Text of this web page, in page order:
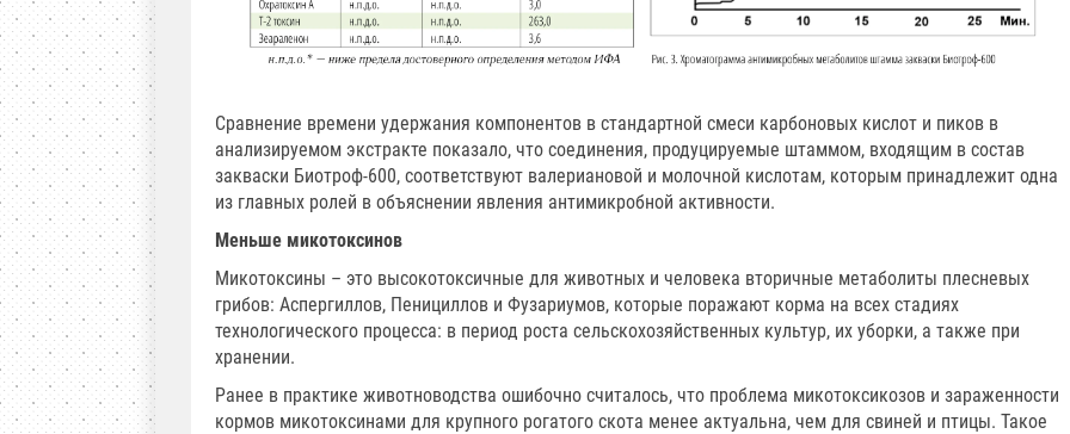
Сравнение времени удержания компонентов в стандартной смеси карбоновых кислот и пиков в
анализируемом экстракте показало, что соединения, продуцируемые штаммом, входящим в состав
закваски Биотроф-600, соответствуют валериановой и молочной кислотам, которым принадлежит одна
из главных ролей в объяснении явления антимикробной активности.
Меньше микотоксинов
Микотоксины – это высокотоксичные для животных и человека вторичные метаболиты плесневых
грибов: Аспергиллов, Пенициллов и Фузариумов, которые поражают корма на всех стадиях
технологического процесса: в период роста сельскохозяйственных культур, их уборки, а также при
хранении.
Ранее в практике животноводства ошибочно считалось, что проблема микотоксикозов и зараженности
кормов микотоксинами для крупного рогатого скота менее актуальна, чем для свиней и птицы. Такое